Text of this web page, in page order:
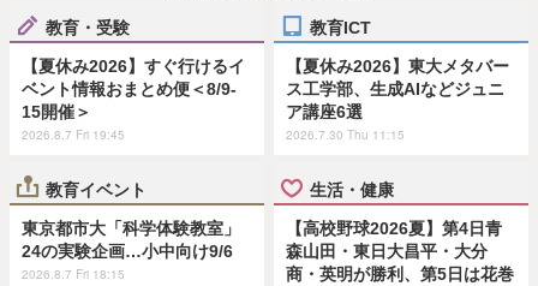
教育・受験
【夏休み2026】すぐ行けるイ
ベント情報おまとめ便＜8/9-
15開催＞
2026.8.7 Fri 19:45
教育ICT
【夏休み2026】東大メタバー
ス工学部、生成AIなどジュニ
ア講座6選
2026.7.30 Thu 11:15
教育イベント
東京都市大「科学体験教室」
24の実験企画…小中向け9/6
2026.8.7 Fri 18:15
生活・健康
【高校野球2026夏】第4日青
森山田・東日大昌平・大分
商・英明が勝利、第5日は花巻